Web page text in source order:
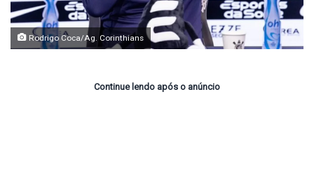
Rodrigo Coca/Ag. Corinthians
Continue lendo após o anúncio